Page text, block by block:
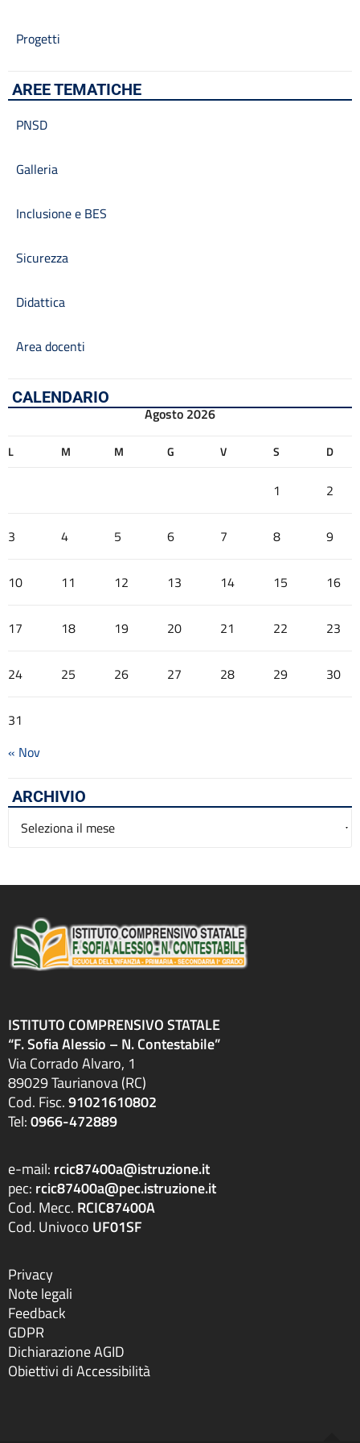
Progetti
AREE TEMATICHE
PNSD
Galleria
Inclusione e BES
Sicurezza
Didattica
Area docenti
CALENDARIO
Agosto 2026
L M M G V S D
1 2
3 4 5 6 7 8 9
10 11 12 13 14 15 16
17 18 19 20 21 22 23
24 25 26 27 28 29 30
31
« Nov
ARCHIVIO
Archivio
ISTITUTO COMPRENSIVO STATALE
“F. Sofia Alessio – N. Contestabile”
Via Corrado Alvaro, 1
89029 Taurianova (RC)
Cod. Fisc.91021610802
Tel:0966-472889
e-mail: rcic87400a@istruzione.it
pec: rcic87400a@pec.istruzione.it
Cod. Mecc. RCIC87400A
Cod. Univoco UF01SF
Privacy
Note legali
Feedback
GDPR
Dichiarazione AGID
Obiettivi di Accessibilità